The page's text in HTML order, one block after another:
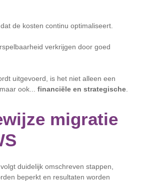
de kosten continu optimaliseert.
verkrijgen door goed
uitgevoerd, is het niet alleen een
ook...financiële en strategische
migratie
duidelijk omschreven stappen,
beperkt en resultaten worden